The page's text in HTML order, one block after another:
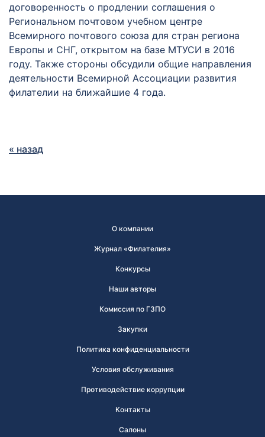
договоренность о продлении соглашения о
Региональном почтовом учебном центре
Всемирного почтового союза для стран региона
Европы и СНГ, открытом на базе МТУСИ в 2016
году. Также стороны обсудили общие направления
деятельности Всемирной Ассоциации развития
филателии на ближайшие 4 года.
« назад
О компании
Журнал «Филателия»
Конкурсы
Наши авторы
Комиссия по ГЗПО
Закупки
Политика конфиденциальности
Условия обслуживания
Противодействие коррупции
Контакты
Салоны